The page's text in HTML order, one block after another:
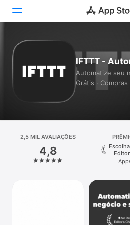
Jogos
Plataforma
iPhone
IFTTT -
Automatize seu
Grátis ·
2,5 MIL AVALIAÇÕES
4,8